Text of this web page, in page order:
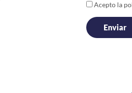
Acepto la